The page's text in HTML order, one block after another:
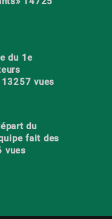
du 1e
vues
du
fait des
vues